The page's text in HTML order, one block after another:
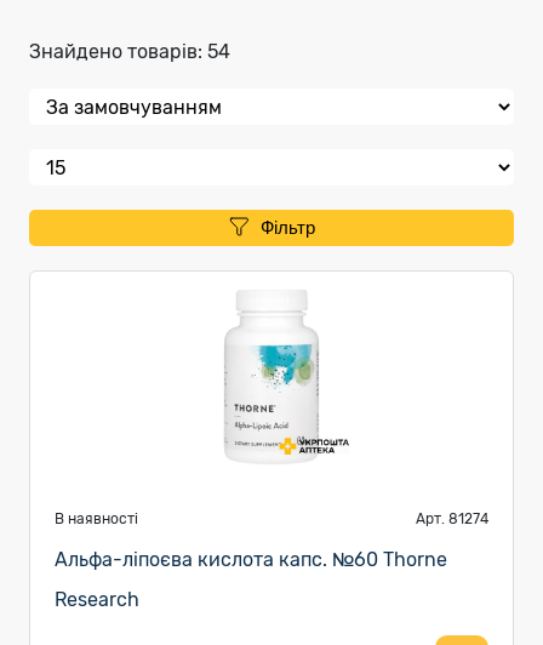
Знайдено товарів: 54
Фільтр
В наявності Арт. 81274
Альфа-ліпоєва кислота капс. №60 Thorne
Research